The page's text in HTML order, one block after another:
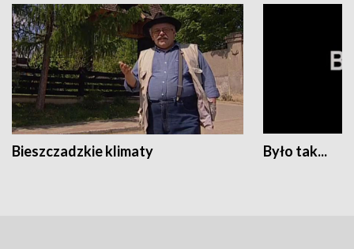
Bieszczadzkie klimaty Było tak...